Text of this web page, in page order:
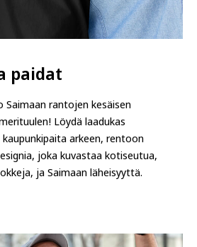
paidat
rantojen kesäisen
Löydä laadukas
arkeen, rentoon
joka kuvastaa kotiseutua,
ja Saimaan läheisyyttä.